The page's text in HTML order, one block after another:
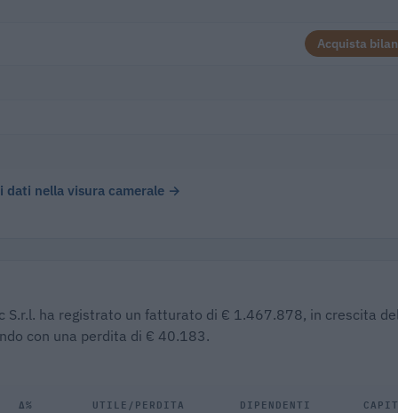
Acquista
dati nella visura camerale →
ha registrato un fatturato di € 1.467.878, in crescita del
con una perdita di € 40.183.
Δ% UTILE/PERDITA DIPENDENTI